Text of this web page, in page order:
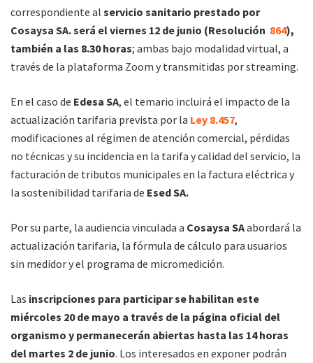
correspondiente al servicio sanitario prestado por
Cosaysa SA. será el viernes 12 de junio (Resolución 864),
también a las 8.30 horas; ambas bajo modalidad virtual, a
través de la plataforma Zoom y transmitidas por streaming.
En el caso de Edesa SA, el temario incluirá el impacto de la
actualización tarifaria prevista por la Ley 8.457,
modificaciones al régimen de atención comercial, pérdidas
no técnicas y su incidencia en la tarifa y calidad del servicio, la
facturación de tributos municipales en la factura eléctrica y
la sostenibilidad tarifaria de Esed SA.
Por su parte, la audiencia vinculada a Cosaysa SAabordará la
actualización tarifaria, la fórmula de cálculo para usuarios
sin medidor y el programa de micromedición.
Las inscripciones para participar se habilitan este
miércoles 20 de mayo a través de la página oficial del
organismo y permanecerán abiertas hasta las 14 horas
del martes 2 de junio. Los interesados en exponer podrán